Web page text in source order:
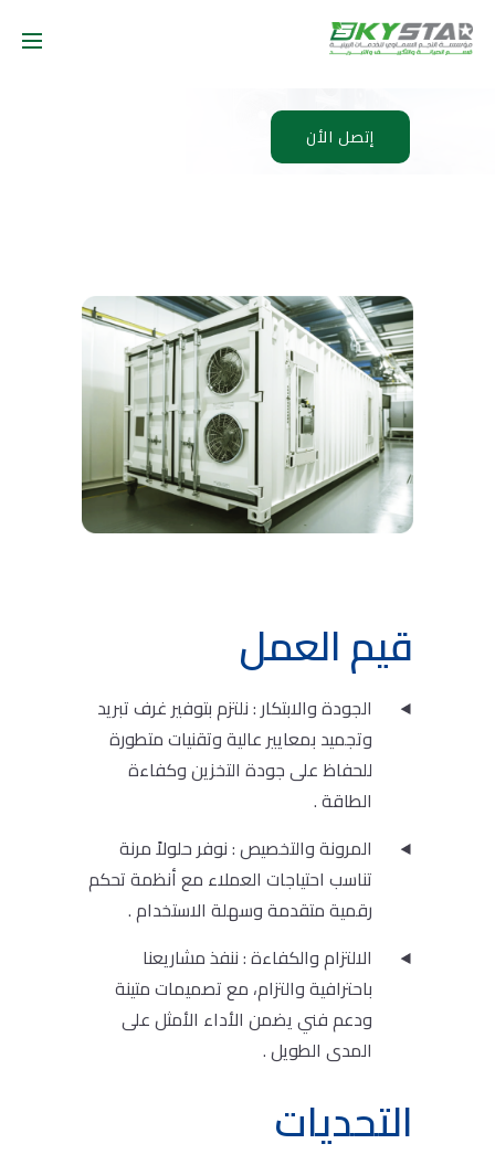
إتصل الأن
قيم العمل
الجودة والابتكار : نلتزم بتوفير غرف تبريد
وتجميد بمعايير عالية وتقنيات متطورة
للحفاظ على جودة التخزين وكفاءة
الطاقة .
المرونة والتخصيص : نوفر حلولاً مرنة
تناسب احتياجات العملاء مع أنظمة تحكم
رقمية متقدمة وسهلة الاستخدام .
الالتزام والكفاءة : ننفذ مشاريعنا
باحترافية والتزام، مع تصميمات متينة
ودعم فني يضمن الأداء الأمثل على
المدى الطويل .
التحديات